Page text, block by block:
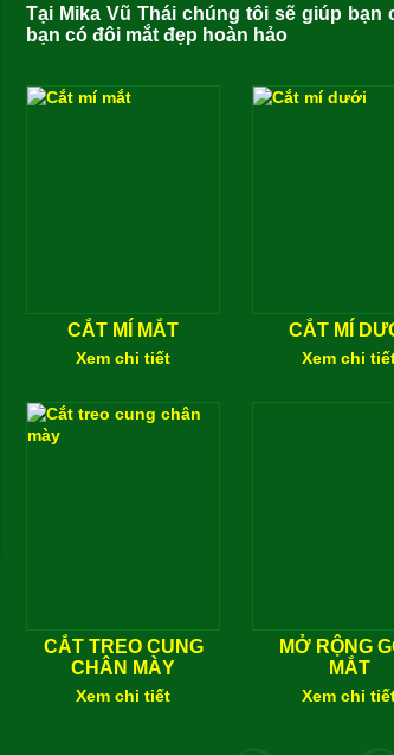
Tại Mika Vũ Thái chúng tôi sẽ giúp
bạn có đôi mắt đẹp hoàn hảo
CẮT MÍ MẮT
Xem chi tiết
CẮT MÍ
Xem chi
CẮT TREO CUNG
CHÂN MÀY
Xem chi tiết
MỞ RỘNG
MẮT
Xem chi